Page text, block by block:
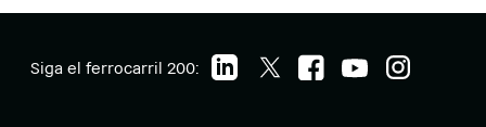
Siga el ferrocarril 200: